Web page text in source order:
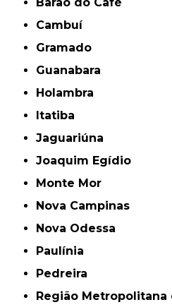
Cambuí
Gramado
Guanabara
Holambra
Itatiba
Jaguariúna
Joaquim Egídio
Monte Mor
Nova Campinas
Nova Odessa
Paulínia
Pedreira
Região